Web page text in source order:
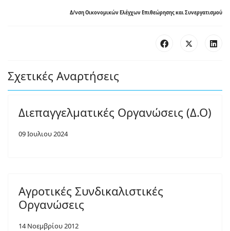
Δ/νση Οικονομικών Ελέγχων Επιθεώρησης και Συνεργατισμού
Σχετικές Αναρτήσεις
Διεπαγγελματικές Οργανώσεις (Δ.Ο)
09 Ιουλιου 2024
Αγροτικές Συνδικαλιστικές
Οργανώσεις
14 Νοεμβρίου 2012